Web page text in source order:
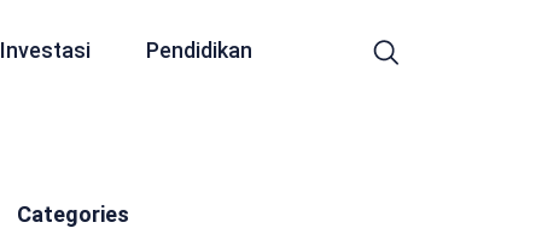
Investasi Pendidikan
Categories